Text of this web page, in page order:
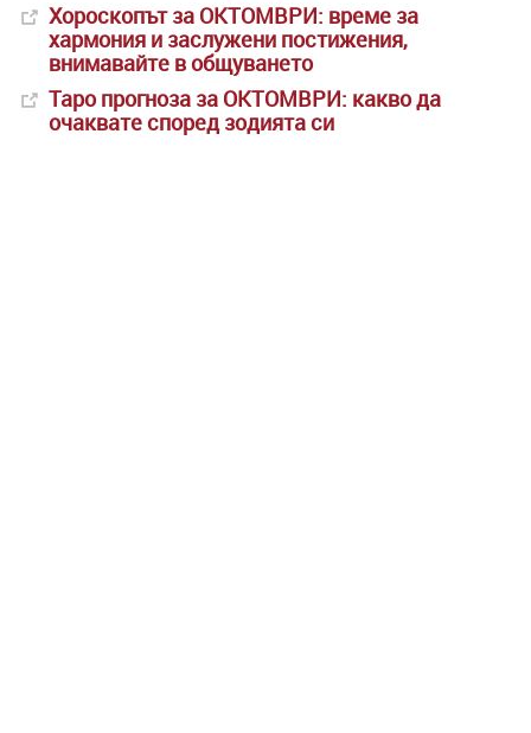
Хороскопът за ОКТОМВРИ: време за
хармония и заслужени постижения,
внимавайте в общуването
Таро прогноза за ОКТОМВРИ: какво да
очаквате според зодията си